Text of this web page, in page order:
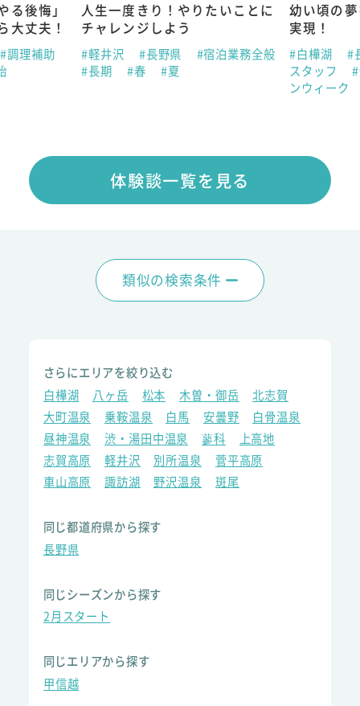
る後悔」
大丈夫！
#調理補助
人生一度きり！やりたいことに
チャレンジしよう
#軽井沢 #長野県
#宿泊業務全般
#長期
#春 #夏
幼い頃の
実現！
#白樺湖
#
スタッフ
ンウィーク
体験談一覧を見る
類似の検索条件
さらにエリアを絞り込む
白樺湖
八ヶ岳 松本 木曽・御岳
北志賀
大町温泉
乗鞍温泉 白馬 安曇野
白骨温泉
昼神温泉
渋・湯田中温泉 蓼科
上高地
志賀高原
軽井沢 別所温泉
菅平高原
車山高原
諏訪湖 野沢温泉 斑尾
同じ都道府県から探す
長野県
同じシーズンから探す
2月スタート
同じエリアから探す
甲信越